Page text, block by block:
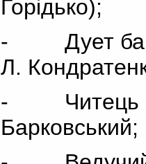
Горідько);
- Дует
Л.
- Читець
Барковський;